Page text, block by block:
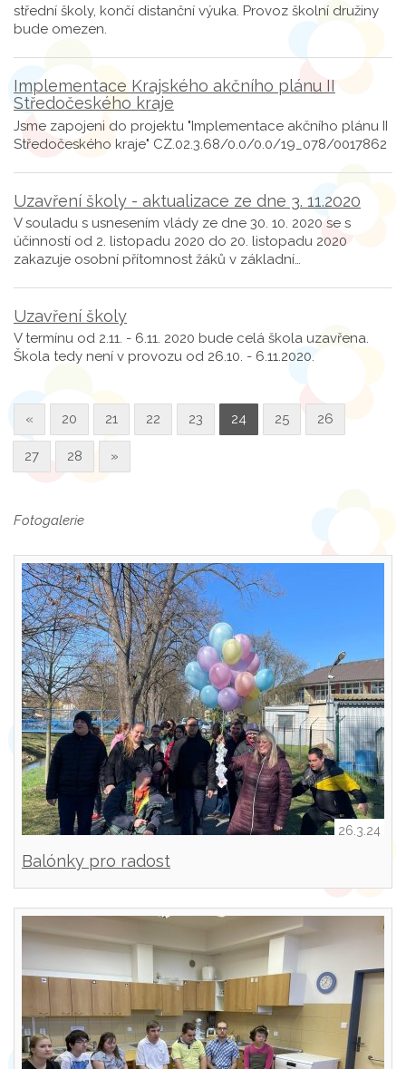
střední školy, končí distanční výuka. Provoz školní družiny
bude omezen.
Implementace Krajského akčního plánu II
Středočeského kraje
Jsme zapojeni do projektu "Implementace akčního plánu II
Středočeského kraje" CZ.02.3.68/0.0/0.0/19_078/0017862
Uzavření školy - aktualizace ze dne 3. 11.2020
V souladu s usnesením vlády ze dne 30. 10. 2020 se s
účinností od 2. listopadu 2020 do 20. listopadu 2020
zakazuje osobní přítomnost žáků v základní…
Uzavření školy
V termínu od 2.11. - 6.11. 2020 bude celá škola uzavřena.
Škola tedy není v provozu od 26.10. - 6.11.2020.
« 20 21 22 23 24 25 26
27 28 »
Fotogalerie
26.3.24
Balónky pro radost